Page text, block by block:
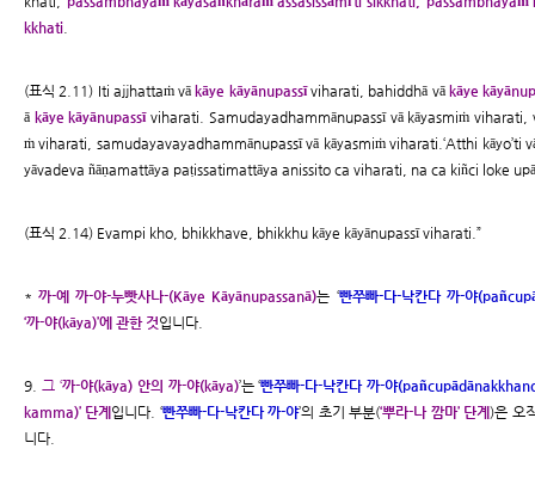
kkhati
(표식 2.11) Iti ajjhattaṁ vā kāye kāyānupassīviharati, bahiddhā vā kāye
ā kāye kāyānupassīviharati. Samudayadhammānupassī vā kāyasmiṁ viharati,
ṁ viharati, samudayavayadhammānupassī vā kāyasmiṁ viharati.‘Atthi kāyo’ti
yāvadeva ñāṇamattāya paṭissatimattāya anissito ca viharati, na ca kiñci loke
(표식 2.14) Evampi kho, bhikkhave, bhikkhu kāye kāyānupassī viharati.”
*까-예 까-야-누빳사나-(Kāye Kāyānupassanā)는 ‘빤쭈빠-다-낙칸다 까-야
‘까-야(kāya)’에 관한 것입니다.
9. 그 ‘까-야(kāya) 안의 까-야(kāya)’는 ‘빤쭈빠-다-낙칸다 까-야
kamma)’ 단계 입니다. ‘빤쭈빠-다-낙칸다 까-야’의 초기 부분(‘뿌라-나 깜마’ 단계)은 오
니다.